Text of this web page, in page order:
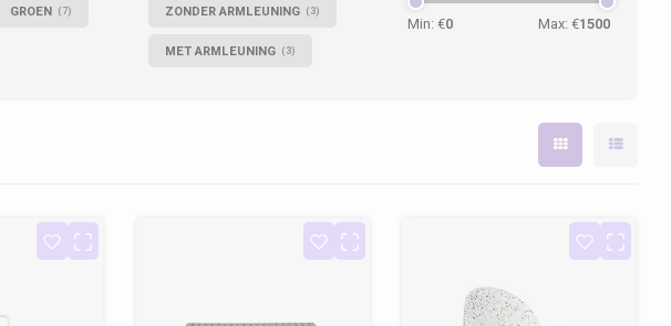
GROEN (7) ZONDER ARMLEUNING (3)
MET ARMLEUNING (3)
Min: €0 Max: €1500